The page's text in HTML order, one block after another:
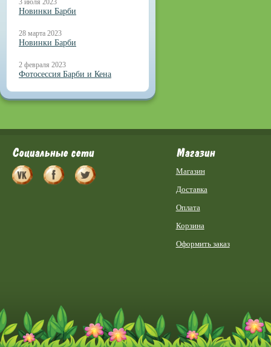
3 июля 2023
Новинки Барби
28 марта 2023
Новинки Барби
2 февраля 2023
Фотосессия Барби и Кена
Социальные сети Магазин
Магазин
Доставка
Оплата
Корзина
Оформить заказ